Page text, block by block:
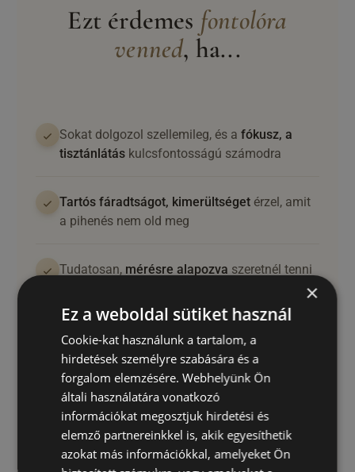
Ezt érdemes fontolóra
venned, ha...
Sokat dolgozol szellemileg, és a fókusz, a
tisztánlátáskulcsfontosságú számodra
Tartós fáradtságot, kimerültségetérzel, amit
a pihenés nem old meg
Tudatosan, mérésre alapozva szeretnél tenni
Támogatnád a szervezetedregenerációját és
a fiatalság megőrzését
Sokatsportolsz,és a teljesítményt, a gyors
regenerációt támogatnád
×
Ez a weboldal sütiket használ
Cookie-kat használunk a tartalom, a
hirdetések személyre szabására és a
forgalom elemzésére. Webhelyünk Ön
általi használatára vonatkozó
információkat megosztjuk hirdetési és
elemző partnereinkkel is, akik egyesíthetik
azokat más információkkal, amelyeket Ön